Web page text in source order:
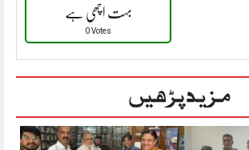
بہت اچھی ہے
0 Votes
مزید پڑھیں